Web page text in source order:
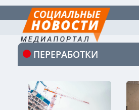
ПЕРЕРАБОТКИ